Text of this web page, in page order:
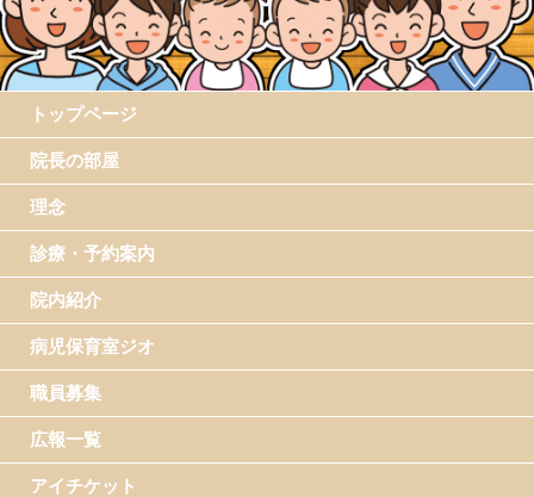
トップページ
院長の部屋
理念
診療・予約案内
院内紹介
病児保育室ジオ
職員募集
広報一覧
アイチケット